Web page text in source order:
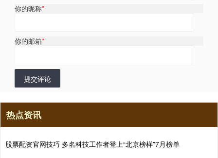
你的昵称*
你的邮箱*
提交评论
热点资讯
股票配资官网技巧 多名科技工作者登上“北京榜样”7月榜单